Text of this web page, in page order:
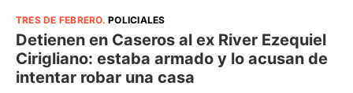
TRES DE FEBRERO.POLICIALES
Detienen en Caseros al ex River Ezequiel
Cirigliano: estaba armado y lo acusan de
intentar robar una casa